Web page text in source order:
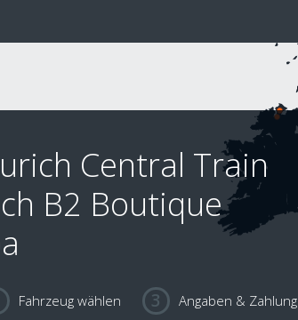
Central Train
B2 Boutique
Fahrzeug wählen Angaben & Zahlung